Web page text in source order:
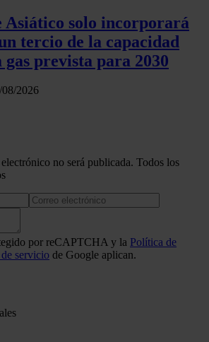
Asiático solo incorporará
tercio de la capacidad
prevista para 2030
08/2026
no será publicada. Todos los
por reCAPTCHA y la Política de
servicio de Google aplican.